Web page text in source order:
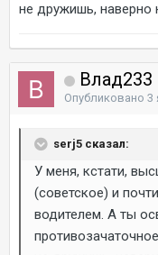
не дружишь, наверно
Влад233
Опубликовано 3
serj5 сказал:
У меня, кстати,
(советское) и
водителем. А ты